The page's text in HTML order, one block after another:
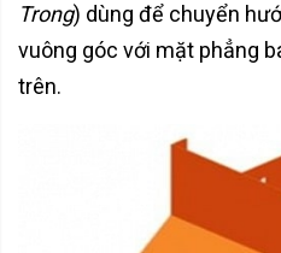
Trong) dùng để chuyển
vuông góc với mặt phẳng
trên.